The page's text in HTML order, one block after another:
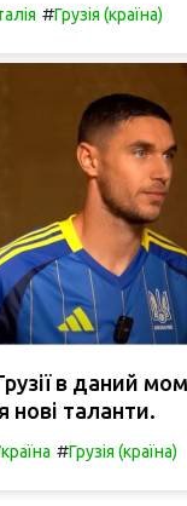
#Грузія (країна)
в даний
таланти.
#Грузія (країна)